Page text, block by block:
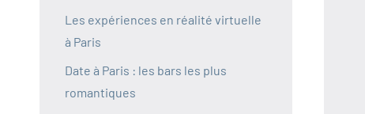
Les expériences en réalité virtuelle
à Paris
Date à Paris : les bars les plus
romantiques